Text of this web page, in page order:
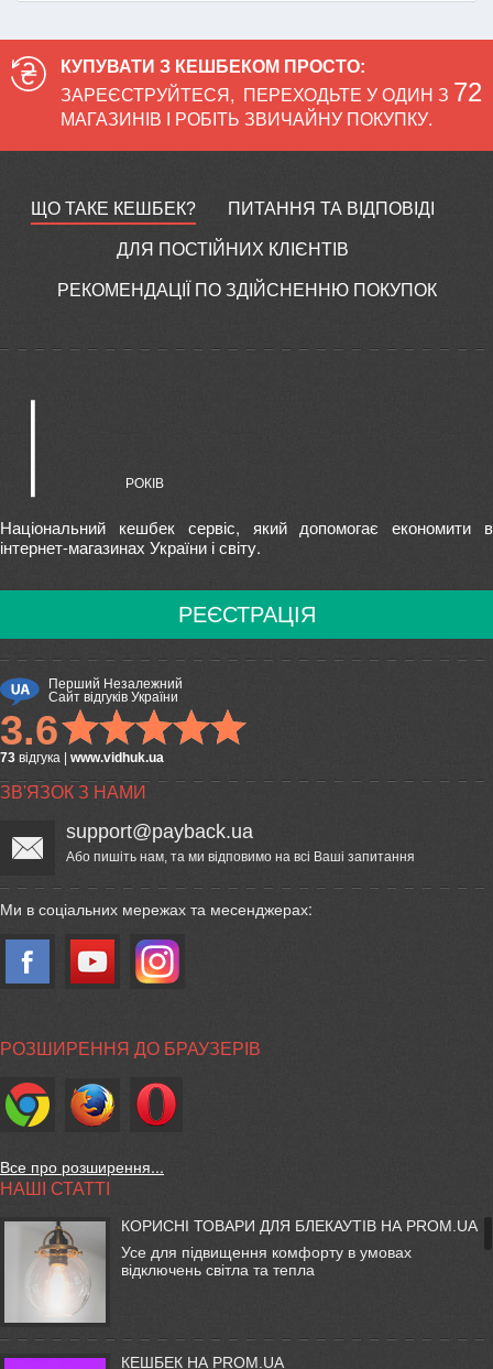
КУПУВАТИ З КЕШБЕКОМ ПРОСТО:
ЗАРЕЄСТРУЙТЕСЯ, ПЕРЕХОДЬТЕ У ОДИН З 72
МАГАЗИНІВ І РОБІТЬ ЗВИЧАЙНУ ПОКУПКУ.
ЩО ТАКЕ КЕШБЕК? ПИТАННЯ ТА ВІДПОВІДІ
ДЛЯ ПОСТІЙНИХ КЛІЄНТІВ
РЕКОМЕНДАЦІЇ ПО ЗДІЙСНЕННЮ ПОКУПОК
Національний кешбек сервіс, який допомогає економити в
інтернет-магазинах України і світу.
РЕЄСТРАЦІЯ
Перший Незалежний
Сайт відгуків України
3.6
73 відгука www.vidhuk.ua
ЗВ'ЯЗОК З НАМИ
support@payback.ua
Або пишіть нам, та ми відповимо на всі Ваші запитання
Ми в соціальних мережах та месенджерах:
РОЗШИРЕННЯ ДО БРАУЗЕРІВ
Все про розширення...
НАШІ СТАТТІ
КОРИСНІ ТОВАРИ ДЛЯ БЛЕКАУТІВ НА PROM.UA
Усе для підвищення комфорту в умовах
відключень світла та тепла
КЕШБЕК НА PROM.UA